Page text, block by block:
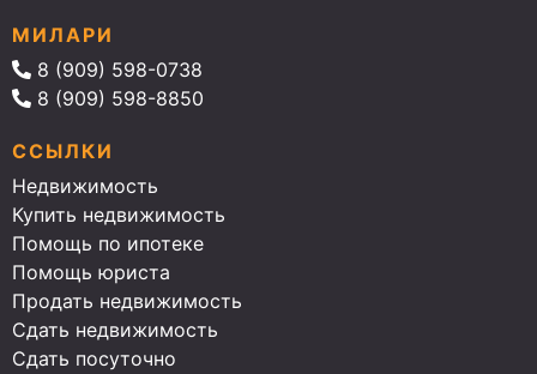
МИЛАРИ
8 (909) 598-0738
8 (909) 598-8850
ССЫЛКИ
Недвижимость
Купить недвижимость
Помощь по ипотеке
Помощь юриста
Продать недвижимость
Сдать недвижимость
Сдать посуточно